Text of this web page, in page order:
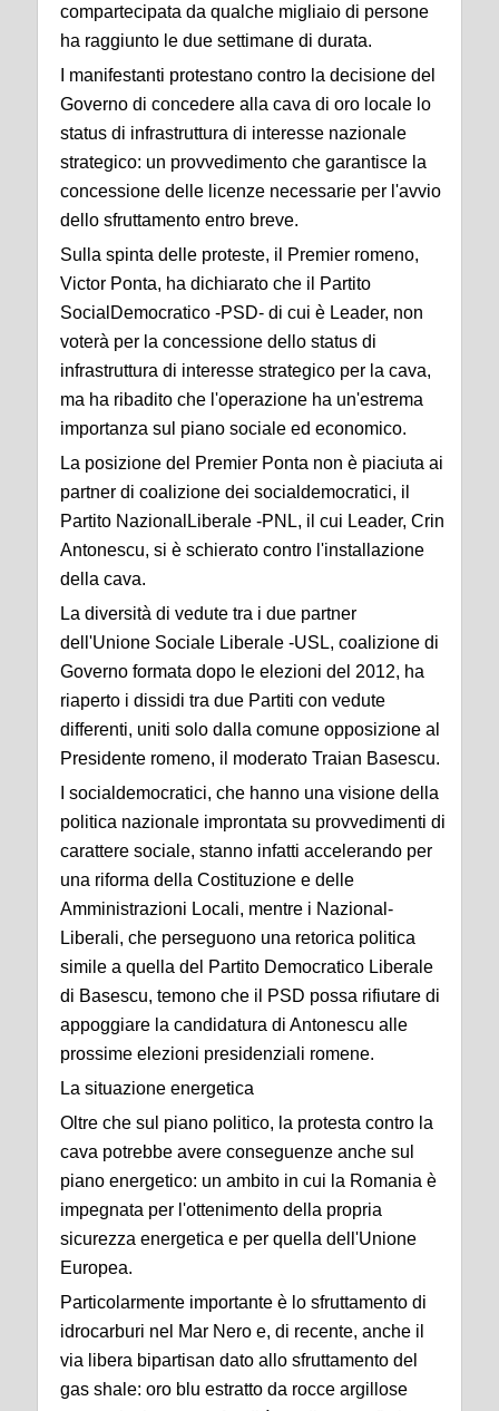
compartecipata da qualche migliaio di persone
ha raggiunto le due settimane di durata.
I manifestanti protestano contro la decisione del
Governo di concedere alla cava di oro locale lo
status di infrastruttura di interesse nazionale
strategico: un provvedimento che garantisce la
concessione delle licenze necessarie per l'avvio
dello sfruttamento entro breve.
Sulla spinta delle proteste, il Premier romeno,
Victor Ponta, ha dichiarato che il Partito
SocialDemocratico -PSD- di cui è Leader, non
voterà per la concessione dello status di
infrastruttura di interesse strategico per la cava,
ma ha ribadito che l'operazione ha un'estrema
importanza sul piano sociale ed economico.
La posizione del Premier Ponta non è piaciuta ai
partner di coalizione dei socialdemocratici, il
Partito NazionalLiberale -PNL, il cui Leader, Crin
Antonescu, si è schierato contro l'installazione
della cava.
La diversità di vedute tra i due partner
dell'Unione Sociale Liberale -USL, coalizione di
Governo formata dopo le elezioni del 2012, ha
riaperto i dissidi tra due Partiti con vedute
differenti, uniti solo dalla comune opposizione al
Presidente romeno, il moderato Traian Basescu.
I socialdemocratici, che hanno una visione della
politica nazionale improntata su provvedimenti di
carattere sociale, stanno infatti accelerando per
una riforma della Costituzione e delle
Amministrazioni Locali, mentre i Nazional-
Liberali, che perseguono una retorica politica
simile a quella del Partito Democratico Liberale
di Basescu, temono che il PSD possa rifiutare di
appoggiare la candidatura di Antonescu alle
prossime elezioni presidenziali romene.
La situazione energetica
Oltre che sul piano politico, la protesta contro la
cava potrebbe avere conseguenze anche sul
piano energetico: un ambito in cui la Romania è
impegnata per l'ottenimento della propria
sicurezza energetica e per quella dell'Unione
Europea.
Particolarmente importante è lo sfruttamento di
idrocarburi nel Mar Nero e, di recente, anche il
via libera bipartisan dato allo sfruttamento del
gas shale: oro blu estratto da rocce argillose